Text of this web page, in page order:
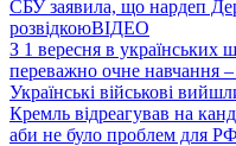
СБУ заявила, що нардеп
розвідкоюВІДЕО
З 1 вересня в українських
переважно очне навчання
Українські військові
Кремль відреагував на
аби не було проблем для